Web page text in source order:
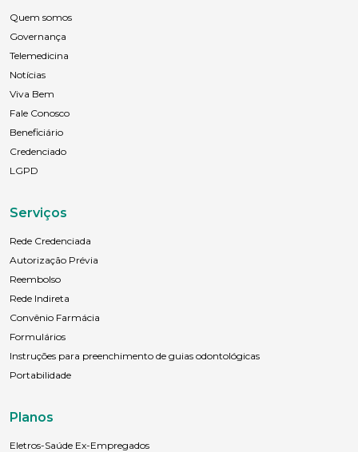
Quem somos
Governança
Telemedicina
Notícias
Viva Bem
Fale Conosco
Beneficiário
Credenciado
LGPD
Serviços
Rede Credenciada
Autorização Prévia
Reembolso
Rede Indireta
Convênio Farmácia
Formulários
Instruções para preenchimento de guias odontológicas
Portabilidade
Planos
Eletros-Saúde Ex-Empregados